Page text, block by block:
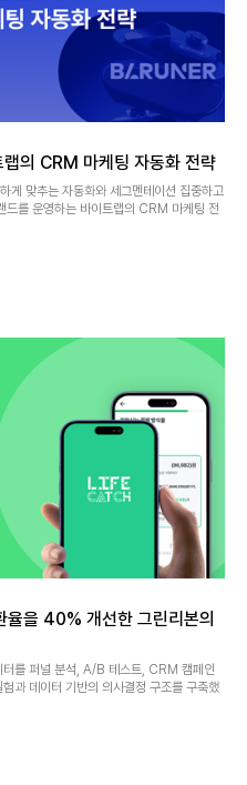
의 CRM 마케팅 자동화 전략
게 맞추는 자동화와 세그멘테이션 집중하고
드를 운영하는 바이트랩의 CRM 마케팅 전
율을 40% 개선한 그린리본의
터를 퍼널 분석, A/B 테스트, CRM 캠페인
과 데이터 기반의 의사결정 구조를 구축했